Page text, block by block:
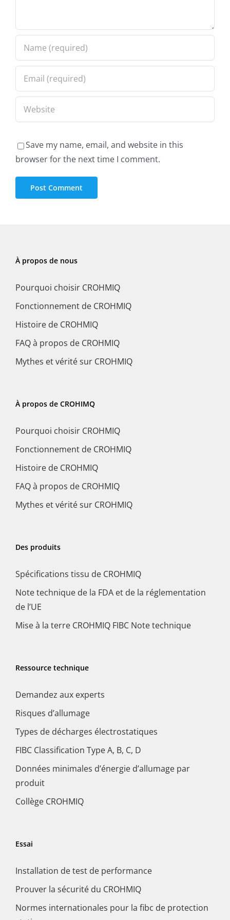
Save my name, email, and website in this
browser for the next time I comment.
À propos de nous
Pourquoi choisir CROHMIQ
Fonctionnement de CROHMIQ
Histoire de CROHMIQ
FAQ à propos de CROHMIQ
Mythes et vérité sur CROHMIQ
À propos de CROHIMQ
Pourquoi choisir CROHMIQ
Fonctionnement de CROHMIQ
Histoire de CROHMIQ
FAQ à propos de CROHMIQ
Mythes et vérité sur CROHMIQ
Des produits
Spécifications tissu de CROHMIQ
Note technique de la FDA et de la réglementation
de l’UE
Mise à la terre CROHMIQ FIBC Note technique
Ressource technique
Demandez aux experts
Risques d’allumage
Types de décharges électrostatiques
FIBC Classification Type A, B, C, D
Données minimales d’énergie d’allumage par
produit
Collège CROHMIQ
Essai
Installation de test de performance
Prouver la sécurité du CROHMIQ
Normes internationales pour la fibc de protection